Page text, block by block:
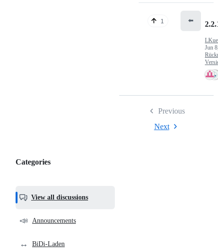
Categories,
helpful,
and
community
Categories
View all discussions
📣 Announcements
↔️ BiDi-Laden
1 ⬅️
Jun
Previous
Next